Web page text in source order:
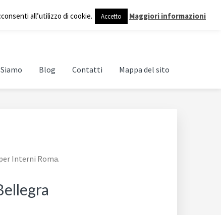
Blog Contatti Mappa del sito
Interni Roma.
all’utilizzo di cookie. Accetto Maggiori informazioni